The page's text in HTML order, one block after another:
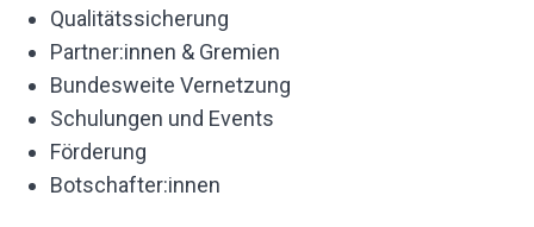
Qualitätssicherung
Partner:innen & Gremien
Bundesweite Vernetzung
Schulungen und Events
Förderung
Botschafter:innen